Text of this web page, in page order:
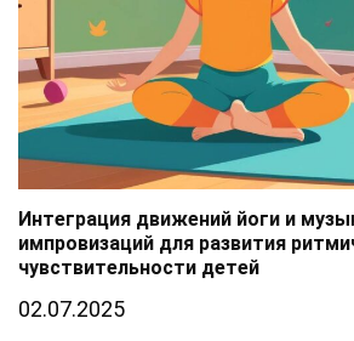
Интеграция движений йоги и
импровизаций для развития
чувствительности детей
02.07.2025